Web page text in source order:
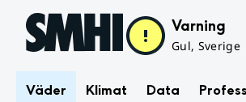
Hoppa till sidans innehåll Varning
Gul, Sverige
Väder Klimat Data